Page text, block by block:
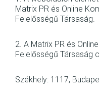
Matrix PR és Online
Felelősségű Társaság.
2. A Matrix PR és
Felelősségű Társaság
Székhely: 1117,